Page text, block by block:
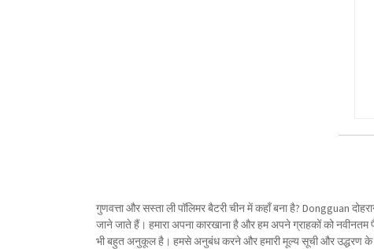
गुणवत्ता और सस्ता ली पॉलिमर बैटरी चीन में कहाँ बना है? Dongguan
जाने जाते हैं। हमारा अपना कारखाना है और हम अपने ग्राहकों को
भी बहुत अनुकूल है। हमसे अनुबंध करने और हमारी मूल्य सूची और उद्धरण के